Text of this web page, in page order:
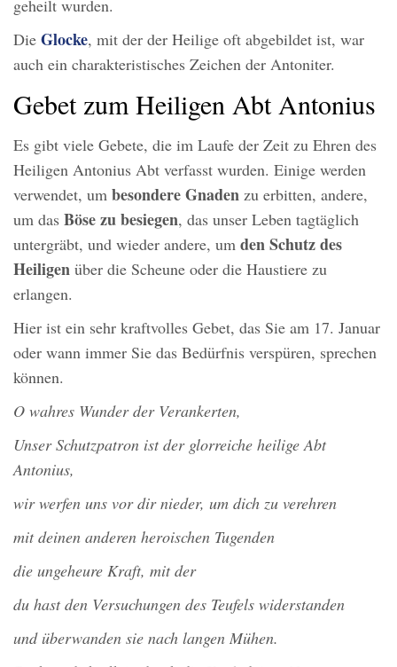
geheilt wurden.
Die Glocke, mit der der Heilige oft abgebildet ist, war
auch ein charakteristisches Zeichen der Antoniter.
Gebet zum Heiligen Abt Antonius
Es gibt viele Gebete, die im Laufe der Zeit zu Ehren des
Heiligen Antonius Abt verfasst wurden. Einige werden
verwendet, um besondere Gnaden zu erbitten, andere,
um das Böse zu besiegen, das unser Leben tagtäglich
untergräbt, und wieder andere, um den Schutz des
Heiligen über die Scheune oder die Haustiere zu
erlangen.
Hier ist ein sehr kraftvolles Gebet, das Sie am 17. Januar
oder wann immer Sie das Bedürfnis verspüren, sprechen
können.
O wahres Wunder der Verankerten,
Unser Schutzpatron ist der glorreiche heilige Abt
Antonius,
wir werfen uns vor dir nieder, um dich zu verehren
mit deinen anderen heroischen Tugenden
die ungeheure Kraft, mit der
du hast den Versuchungen des Teufels widerstanden
und überwanden sie nach langen Mühen.